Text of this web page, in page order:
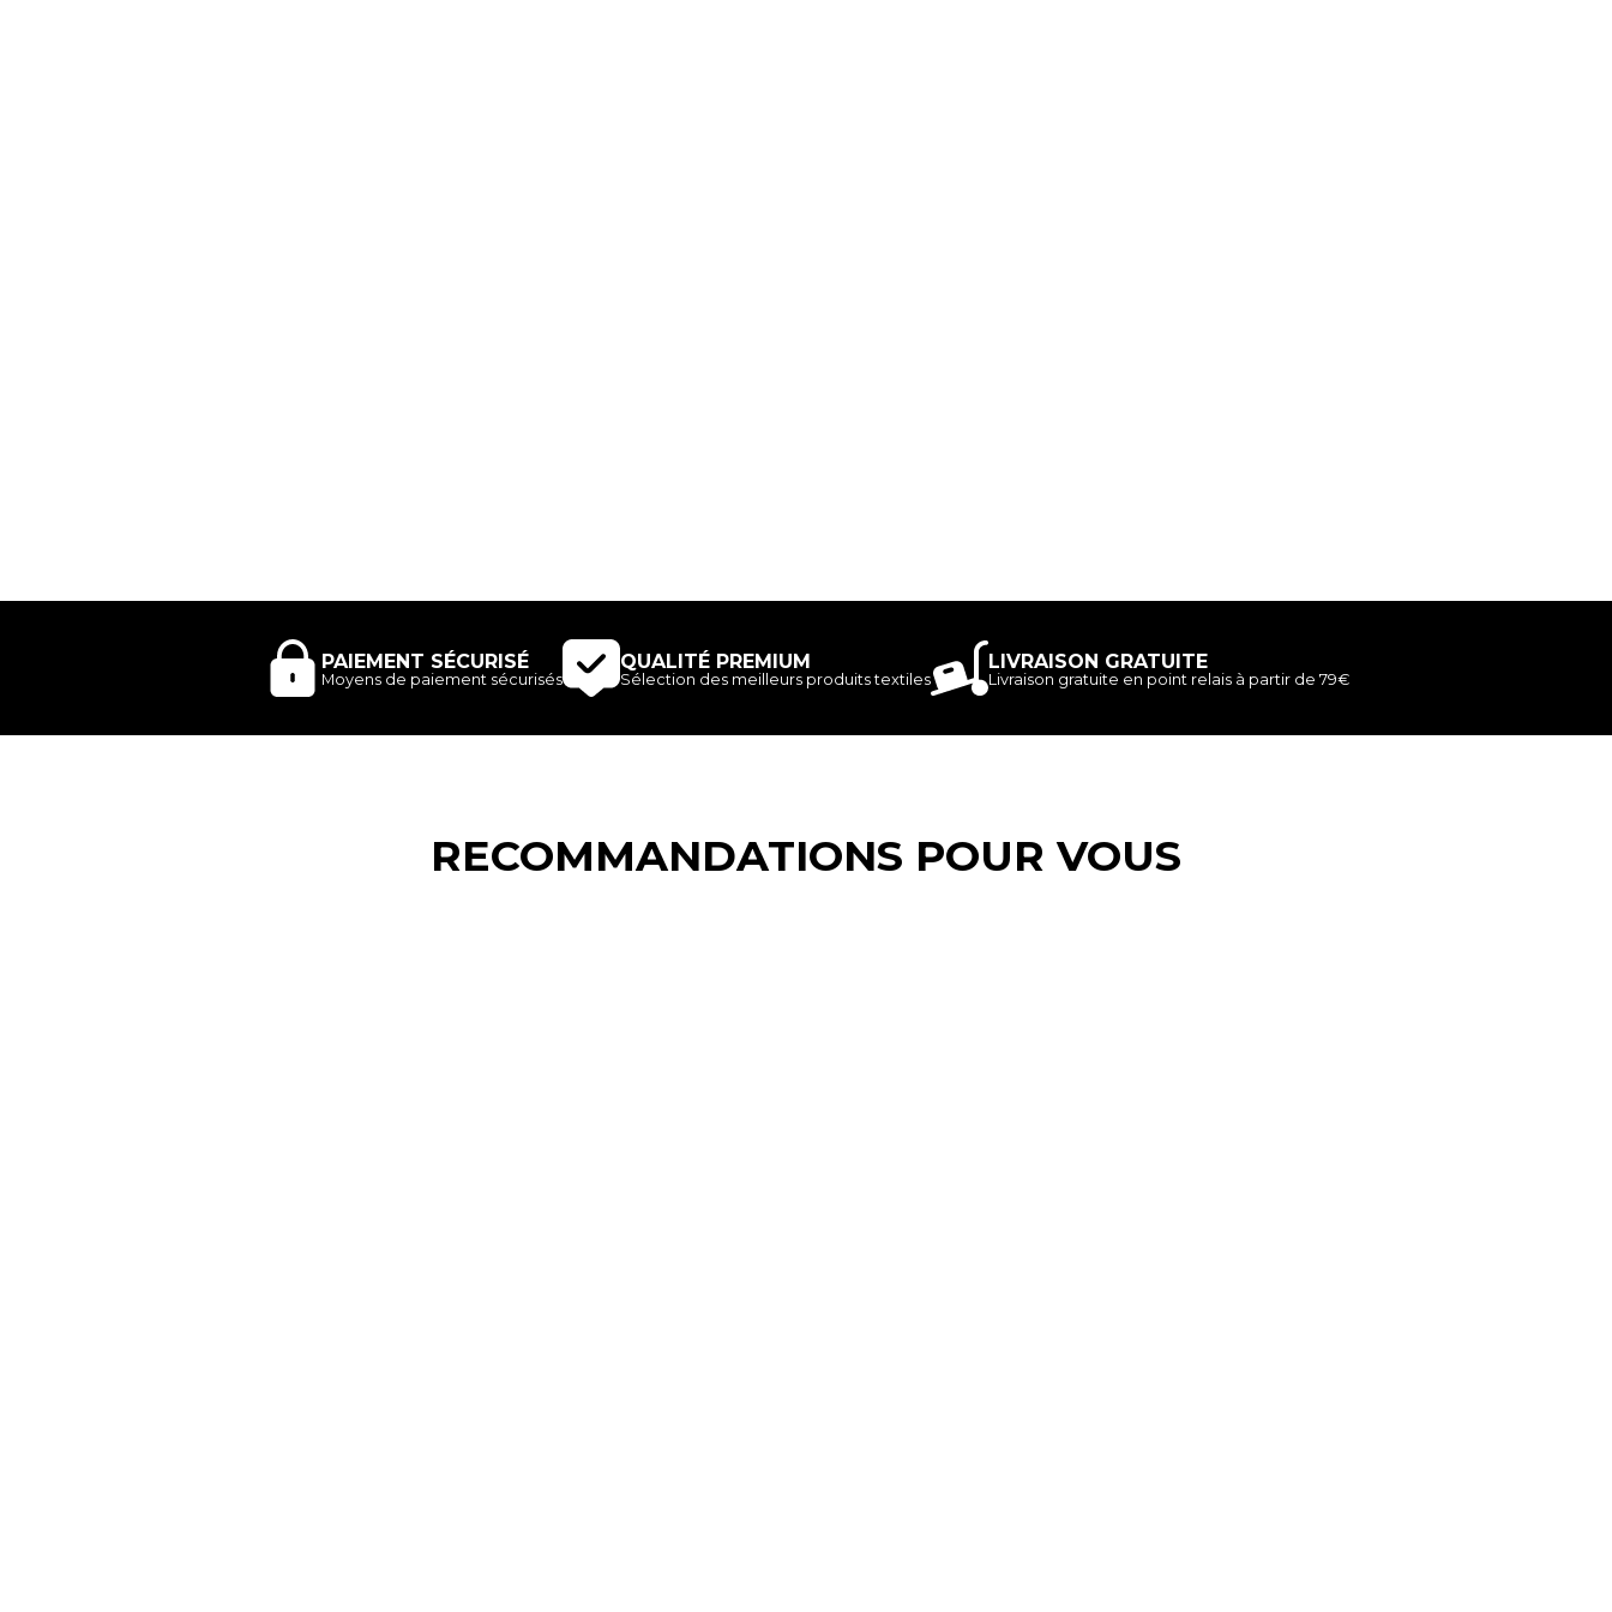
PAIEMENT SÉCURISÉ
Moyens de paiement sécurisés
QUALITÉ PREMIUM
Sélection des meilleurs produits textiles
LIVRAISON GRATUITE
Livraison gratuite en point relais à partir de 79€
RECOMMANDATIONS POUR VOUS